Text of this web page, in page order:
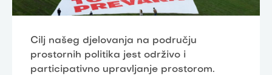
Cilj našeg djelovanja na području
prostornih politika jest održivo i
participativno upravljanje prostorom.